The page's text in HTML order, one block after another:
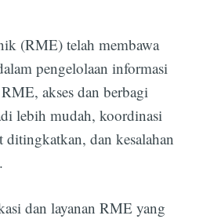
(RME) telah membawa
pengelolaan informasi
akses dan berbagi
lebih mudah, koordinasi
ditingkatkan, dan kesalahan
dan layanan RME yang